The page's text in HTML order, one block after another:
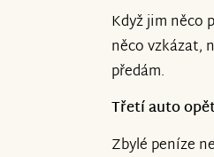
Když jim něco
něco vzkázat,
předám.
Třetí auto
Zbylé peníze